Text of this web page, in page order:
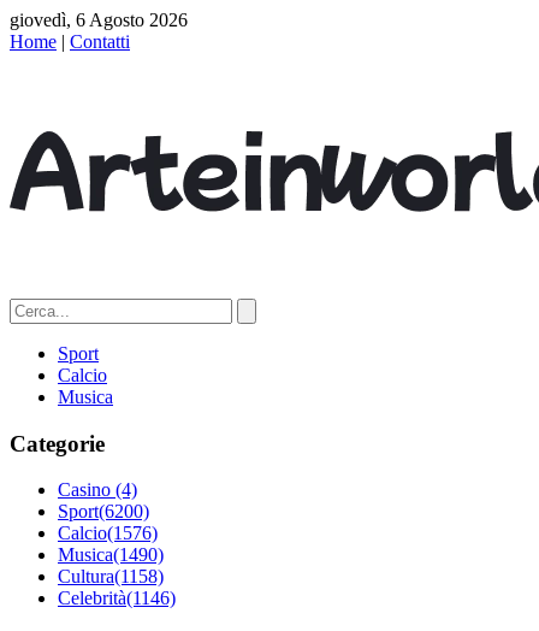
giovedì, 6 Agosto 2026
Home | Contatti
Sport
Calcio
Musica
Categorie
Casino (4)
Sport(6200)
Calcio(1576)
Musica(1490)
Cultura(1158)
Celebrità(1146)